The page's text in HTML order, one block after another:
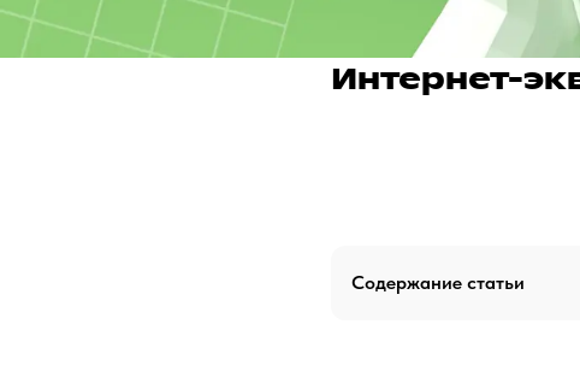
Интернет-
Содержание статьи